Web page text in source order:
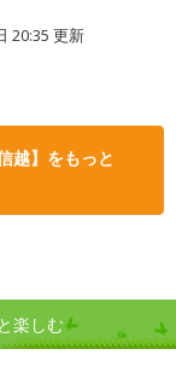
20:35 更新
越】をもっと
楽しむ